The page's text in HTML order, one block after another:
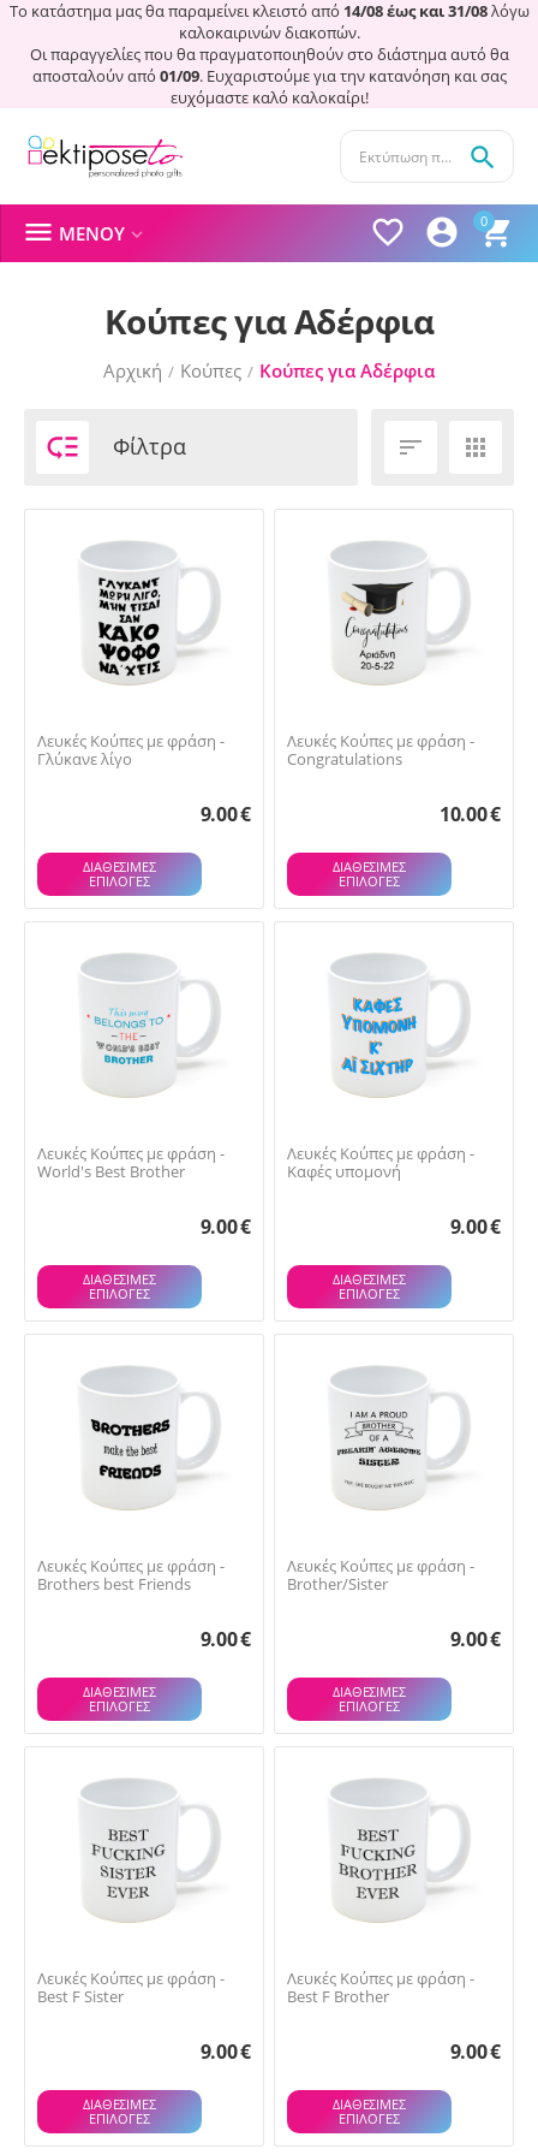
Το κατάστημα μας θα παραμείνει κλειστό από 14/08 έως και 31/08λόγω
καλοκαιρινών διακοπών.
Οι παραγγελίες που θα πραγματοποιηθούν στο διάστημα αυτό θα
αποσταλούν από 01/09. Ευχαριστούμε για την κατανόηση και σας
ευχόμαστε καλό καλοκαίρι!
0




 ΜΕΝΟΎ 
Κούπες για Αδέρφια
Αρχική / Κούπες / Κούπες για Αδέρφια
 Φίλτρα  
Λευκές Κούπες με φράση -
Γλύκανε λίγο
9.00€
ΔΙΑΘΕΣΙΜΕΣ
ΕΠΙΛΟΓΈΣ
Λευκές Κούπες με φράση -
Congratulations
10.00€
ΔΙΑΘΕΣΙΜΕΣ
ΕΠΙΛΟΓΈΣ
Λευκές Κούπες με φράση -
World's Best Brother
9.00€
ΔΙΑΘΕΣΙΜΕΣ
ΕΠΙΛΟΓΈΣ
Λευκές Κούπες με φράση -
Καφές υπομονή
9.00€
ΔΙΑΘΕΣΙΜΕΣ
ΕΠΙΛΟΓΈΣ
Λευκές Κούπες με φράση -
Brothers best Friends
9.00€
ΔΙΑΘΕΣΙΜΕΣ
ΕΠΙΛΟΓΈΣ
Λευκές Κούπες με φράση -
Brother/Sister
9.00€
ΔΙΑΘΕΣΙΜΕΣ
ΕΠΙΛΟΓΈΣ
Λευκές Κούπες με φράση -
Best F Sister
9.00€
ΔΙΑΘΕΣΙΜΕΣ
ΕΠΙΛΟΓΈΣ
Λευκές Κούπες με φράση -
Best F Brother
9.00€
ΔΙΑΘΕΣΙΜΕΣ
ΕΠΙΛΟΓΈΣ